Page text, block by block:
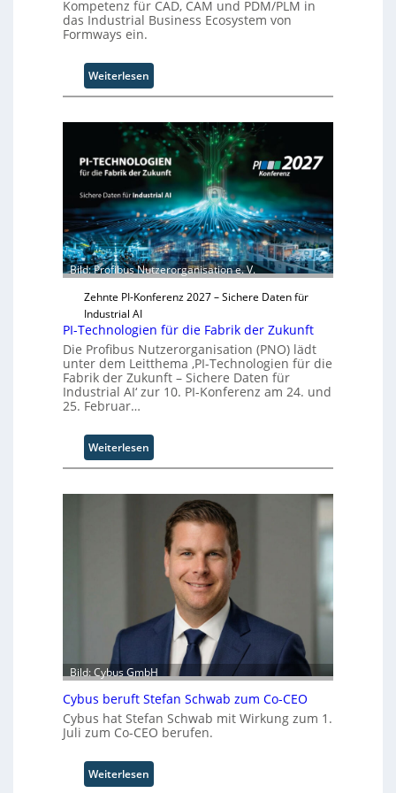
o
n
O
g
h
s
t
w
e
i
t
e
r
Kompetenz für CAD, CAM und PDM/PLM in
das Industrial Business Ecosystem von
Formways ein.
Weiterlesen
S
l
d
S
y
s
t
e
m
T
e
m
t
r
i
t
d
s
n
e
s
s
E
o
s
Bild: Profibus Nutzerorganisation e. V.
Zehnte PI-Konferenz 2027 – Sichere Daten für
Industrial AI
PI-Technologien für die Fabrik der Zukunft
Die Profibus Nutzerorganisation (PNO) lädt
unter dem Leitthema ‚PI-Technologien für die
Fabrik der Zukunft – Sichere Daten für
Industrial AI‘ zur 10. PI-Konferenz am 24. und
25. Februar…
Weiterlesen
P
-
l
i
e
n
f
ü
d
i
Bild: Cybus GmbH
Cybus beruft Stefan Schwab zum Co-CEO
Cybus hat Stefan Schwab mit Wirkung zum 1.
Juli zum Co-CEO berufen.
Weiterlesen
C